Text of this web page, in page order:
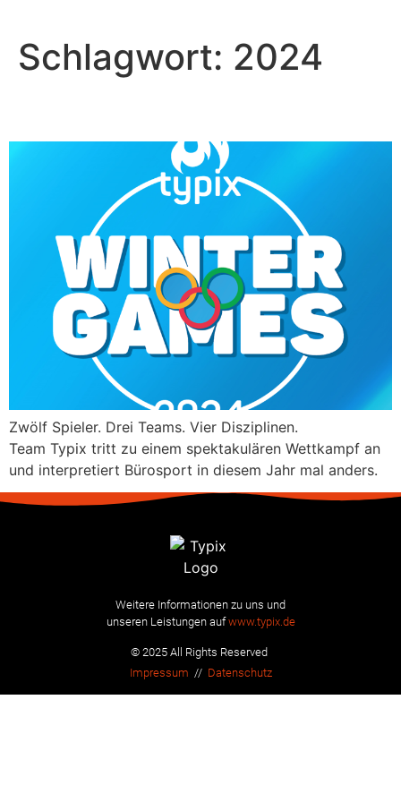
Schlagwort: 2024
Zwölf Spieler. Drei Teams. Vier Disziplinen.
Team Typix tritt zu einem spektakulären Wettkampf an
und interpretiert Bürosport in diesem Jahr mal anders.
Weitere Informationen zu uns und
unseren Leistungen aufwww.typix.de
© 2025 All Rights Reserved
Impressum // Datenschutz